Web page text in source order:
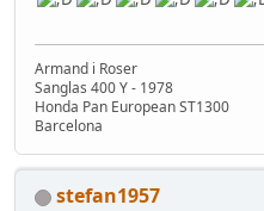
Armand i Roser
Sanglas 400 Y - 1978
Honda Pan European ST1300
Barcelona
stefan1957